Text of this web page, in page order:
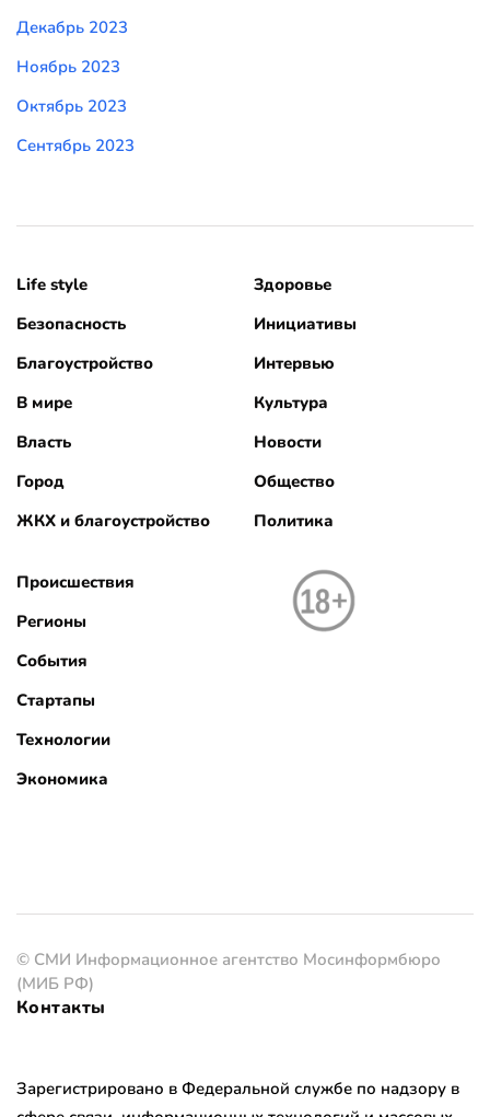
Декабрь 2023
Ноябрь 2023
Октябрь 2023
Сентябрь 2023
Life style
Безопасность
Благоустройство
В мире
Власть
Город
ЖКХ и благоустройство
Здоровье
Инициативы
Интервью
Культура
Новости
Общество
Политика
Происшествия
Регионы
События
Стартапы
Технологии
Экономика
© СМИ Информационное агентство Мосинформбюро
(МИБ РФ)
Контакты
Зарегистрировано в Федеральной службе по надзору в